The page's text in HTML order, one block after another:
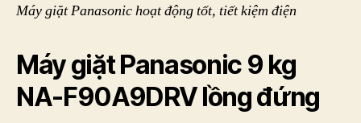
Máy giặt Panasonic hoạt động tốt, tiết kiệm điện
Máy giặt Panasonic 9 kg
NA-F90A9DRV lồng đứng